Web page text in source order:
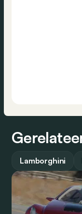
Lamborghini